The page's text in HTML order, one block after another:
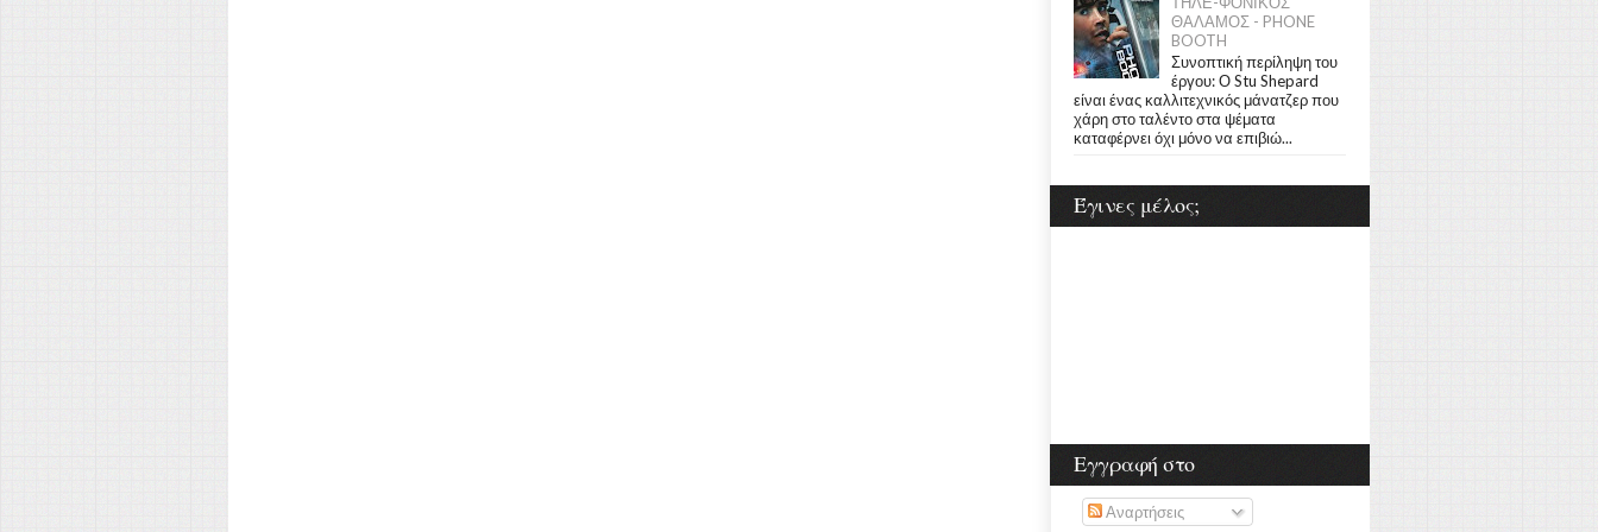
ΘΑΛΑΜΟΣ - PHONE
BOOTH
Συνοπτική περίληψη του
έργου: Ο Stu Shepard
είναι ένας καλλιτεχνικός μάνατζερ που
χάρη στο ταλέντο στα ψέματα
καταφέρνει όχι μόνο να επιβιώ...
Έγινες μέλος;
Εγγραφή στο
Αναρτήσεις